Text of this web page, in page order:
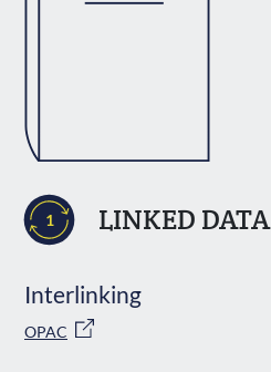
1 LINKED DATA
Interlinking
OPAC